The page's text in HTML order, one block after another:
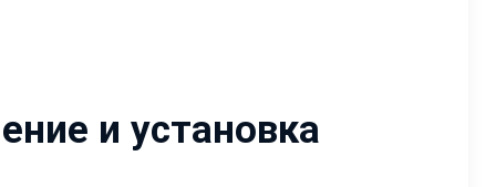
и установка